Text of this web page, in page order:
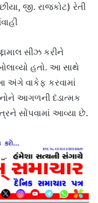
જી. રાજકોટ) રેતી
સીઝ કરીને
હતો. આ સાથે
અંગે વાકેફ કરવામાં
આગળની દંડાત્મક
સોંપવામાં આવ્યા છે.